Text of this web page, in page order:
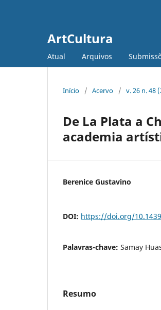
ArtCultura
Atual Arquivos
Início / Acervo / v. 26 n. 48
De La Plata a
academia
Berenice Gustavino
DOI: https://doi.org/
Palavras-chave: Samay
Resumo